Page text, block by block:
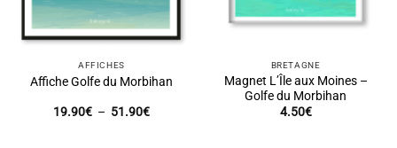
AFFICHES
Affiche Golfe du Morbihan
19.90€ – 51.90€Plage
BRETAGNE
Magnet L’Île aux Moines –
Golfe du Morbihan
4.50€